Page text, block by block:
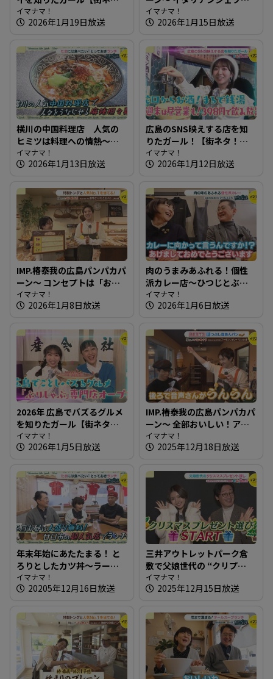
タ！知りたガール】
イマナマ！
2026年1月19日放送
作るこだわり満点のパン屋
さん
イマナマ！
2026年1月15日放送
横川の中国料理店 人気の
ヒミツは料理への情熱～春
蕾【たまにはそとランチ】
イマナマ！
2026年1月13日放送
広島のSNS映えする店を知
りたガール！【街ネタ！知
りたガール】
イマナマ！
2026年1月12日放送
IMP.椿泰我の広島パンパカパ
ーン～ コンセプトは「おい
しいパンは人を幸せにす
る」150種類のパンが並ぶ人
イマナマ！
2026年1月8日放送
肉のうまみあふれる！個性
派カレー店～ひつじとぶた
【たまにはそとランチ】
イマナマ！
2026年1月6日放送
2026年 広島でバズるグルメ
を知りたガール【街ネタ！
知りたガール】
イマナマ！
2026年1月5日放送
IMP.椿泰我の広島パンパカパ
ーン～ 全部おいしい！アレ
ンジパンが豊富なお店
イマナマ！
2025年12月18日放送
年末年始にあたたまる！ と
ろりとしたカツ丼～ラーメ
ン・中華 哲【たまにはそと
ランチ】
イマナマ！
20205年12月16日放送
三井アウトレットパーク倉
敷で父娘世代の “クリプ
レ”探し【街ネタ知りたガー
ル】
イマナマ！
2025年12月15日放送